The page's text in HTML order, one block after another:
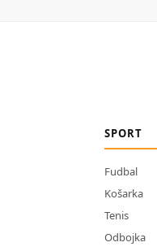
SPORT
Fudbal
Košarka
Tenis
Odbojka